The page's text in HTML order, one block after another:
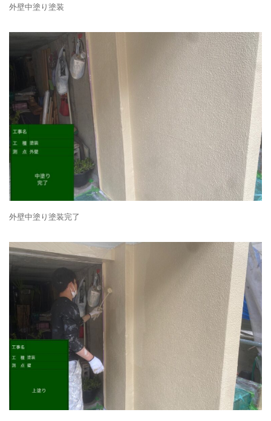
外壁中塗り塗装
外壁中塗り塗装完了